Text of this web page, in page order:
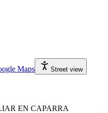
Maps Street view
EN CAPARRA